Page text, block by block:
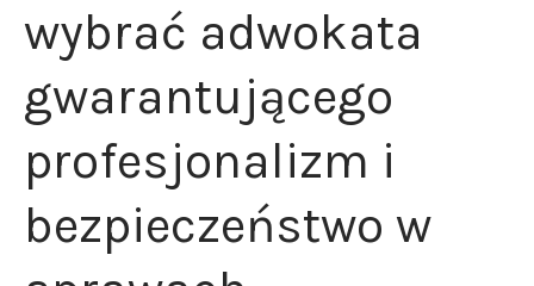
wybrać adwokata
gwarantującego
profesjonalizm i
bezpieczeństwo w